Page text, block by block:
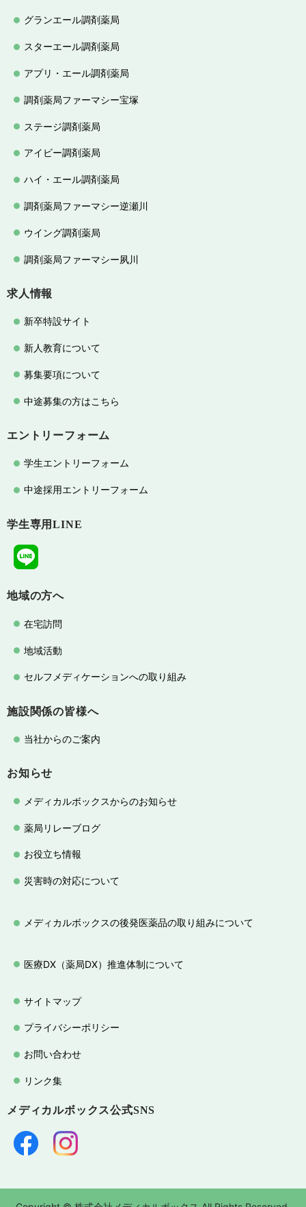
グランエール調剤薬局
スターエール調剤薬局
アプリ・エール調剤薬局
調剤薬局ファーマシー宝塚
ステージ調剤薬局
アイビー調剤薬局
ハイ・エール調剤薬局
調剤薬局ファーマシー逆瀬川
ウイング調剤薬局
調剤薬局ファーマシー夙川
求人情報
新卒特設サイト
新人教育について
募集要項について
中途募集の方はこちら
エントリーフォーム
学生エントリーフォーム
中途採用エントリーフォーム
学生専用LINE
地域の方へ
在宅訪問
地域活動
セルフメディケーションへの取り組み
施設関係の皆様へ
当社からのご案内
お知らせ
メディカルボックスからのお知らせ
薬局リレーブログ
お役立ち情報
災害時の対応について
メディカルボックスの後発医薬品の取り組みについて
医療DX（薬局DX）推進体制について
サイトマップ
プライバシーポリシー
お問い合わせ
リンク集
メディカルボックス公式SNS